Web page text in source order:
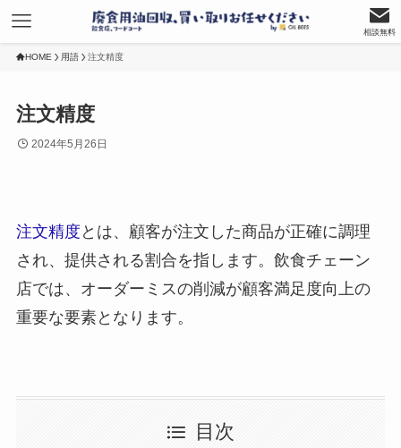
相談無料
HOME 用語 注文精度
注文精度
2024年5月26日
注文精度 とは、顧客が注文した商品が正確に調理
され、提供される割合を指します。飲食チェーン
店では、オーダーミスの削減が顧客満足度向上の
重要な要素となります。
目次